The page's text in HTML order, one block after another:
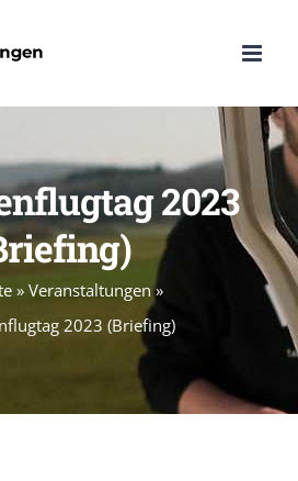
2023
» Veranstaltungen»
2023 (Briefing)